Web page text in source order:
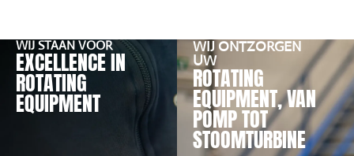
WIJ STAAN VOOR
EXCELLENCE IN
ROTATING
EQUIPMENT
WIJ ONTZORGEN
UW
ROTATING
EQUIPMENT, VAN
POMP TOT
STOOMTURBINE